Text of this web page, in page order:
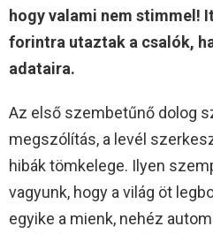
hogy valami nem stimmel!
forintra utaztak a csalók,
adataira.
Az első szembetűnő dolog
megszólítás, a levél
hibák tömkelege. Ilyen
vagyunk, hogy a világ öt
egyike a mienk, nehéz